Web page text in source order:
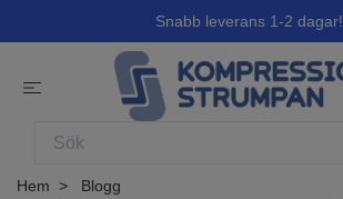
Snabb leverans 1-2 dagar!
Hem
Blogg